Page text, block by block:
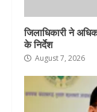
जिलाधिकारी ने
के निर्देश
August 7, 2026